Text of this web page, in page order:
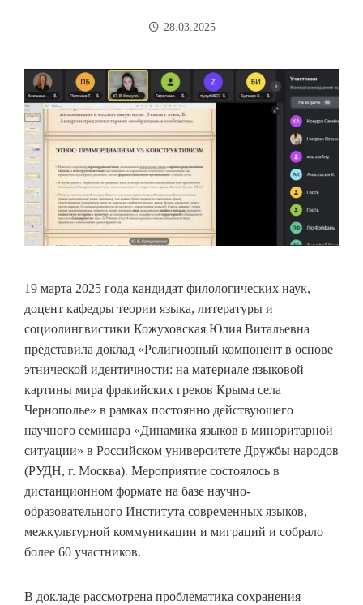
28.03.2025
19 марта 2025 года кандидат филологических наук,
доцент кафедры теории языка, литературы и
социолингвистики Кожуховская Юлия Витальевна
представила доклад «Религиозный компонент в основе
этнической идентичности: на материале языковой
картины мира фракийских греков Крыма села
Чернополье» в рамках постоянно действующего
научного семинара «Динамика языков в миноритарной
ситуации» в Российском университете Дружбы народов
(РУДН, г. Москва). Мероприятие состоялось в
дистанционном формате на базе научно-
образовательного Института современных языков,
межкультурной коммуникации и миграций и собрало
более 60 участников.
В докладе рассмотрена проблематика сохранения